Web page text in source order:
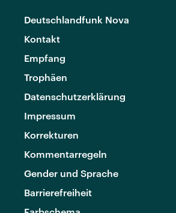
Deutschlandfunk Nova
Kontakt
Empfang
Trophäen
Datenschutzerklärung
Impressum
Korrekturen
Kommentarregeln
Gender und Sprache
Barrierefreiheit